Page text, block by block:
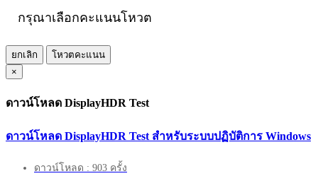
กรุณาเลือกคะแนนโหวต
ยกเลิก
โหวตคะแนน
×
ดาวน์โหลด DisplayHDR Test
ดาวน์โหลด DisplayHDR Test สำหรับระบบปฏิบัติการ Windows
ดาวน์โหลด : 903 ครั้ง